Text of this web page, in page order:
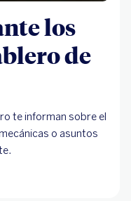
los
de
te informan sobre el
o asuntos